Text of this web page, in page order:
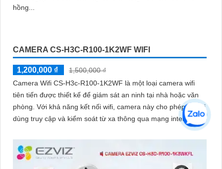
hồng...
CAMERA CS-H3C-R100-1K2WF WIFI
1,200,000 ₫
1,500,000 ₫
Camera Wifi CS-H3c-R100-1K2WF là một loại camera wifi
tiên tiến được thiết kế để giám sát an ninh tại nhà hoặc văn
phòng. Với khả năng kết nối wifi, camera này cho phép người
dùng truy cập và kiểm soát từ xa thông qua mạng internet